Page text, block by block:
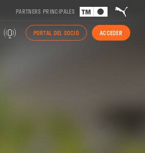
PARTNERS PRINCIPALES
PORTAL DEL SOCIO ACCEDER